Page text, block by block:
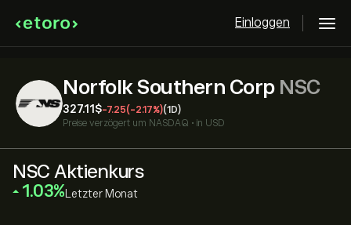
Einloggen
Norfolk Southern Corp NSC
327.11‎$‎-7.25(-2.17%)(1D)
Preise verzögert um NASDAQ • in USD
NSC Aktienkurs
‎1.03‎ Letzter Monat